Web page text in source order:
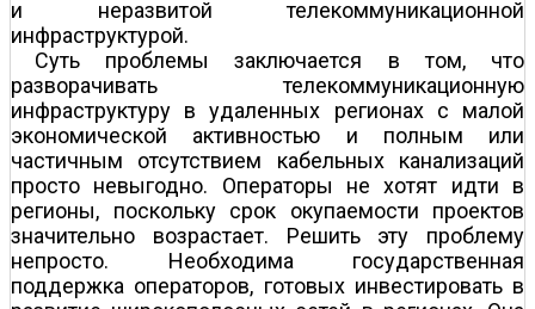
и неразвитой телекоммуникационной
инфраструктурой.
Суть проблемы заключается в том, что
разворачивать телекоммуникационную
инфраструктуру в удаленных регионах с малой
экономической активностью и полным или
частичным отсутствием кабельных канализаций
просто невыгодно. Операторы не хотят идти в
регионы, поскольку срок окупаемости проектов
значительно возрастает. Решить эту проблему
непросто. Необходима государственная
поддержка операторов, готовых инвестировать в